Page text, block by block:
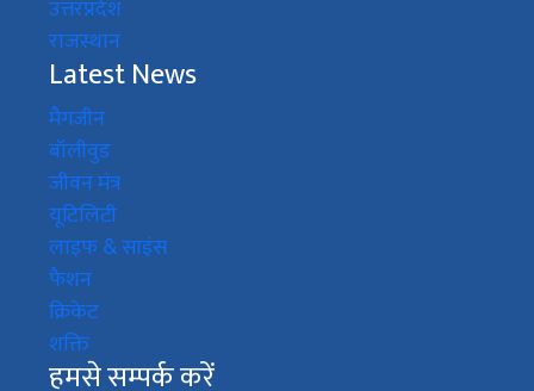
उत्तरप्रदेश
राजस्थान
Latest News
मैगजीन
बॉलीवुड
जीवन मंत्र
यूटिलिटी
लाइफ & साइंस
फैशन
क्रिकेट
शक्ति
हमसे सम्पर्क करें